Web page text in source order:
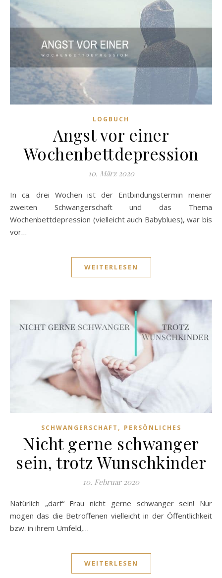
LOGBUCH
Angst vor einer
Wochenbettdepression
10. März 2020
In ca. drei Wochen ist der Entbindungstermin meiner
zweiten Schwangerschaft und das Thema
Wochenbettdepression (vielleicht auch Babyblues), war bis
vor…
WEITERLESEN
SCHWANGERSCHAFT , PERSÖNLICHES
Nicht gerne schwanger
sein, trotz Wunschkinder
10. Februar 2020
Natürlich „darf“ Frau nicht gerne schwanger sein! Nur
mögen das die Betroffenen vielleicht in der Öffentlichkeit
bzw. in ihrem Umfeld,…
WEITERLESEN